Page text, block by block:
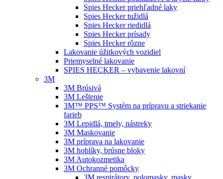
Spies Hecker priehľadné laky
Spies Hecker tužidlá
Spies Hecker riedidlá
Spies Hecker prísady
Spies Hecker rôzne
Lakovanie úžitkových vozidiel
Priemyselné lakovanie
SPIES HECKER – vybavenie lakovní
3M
3M Brúsivá
3M Leštenie
3M™ PPS™ Systém na prípravu a striekanie
farieb
3M Lepidlá, tmely, nástreky
3M Maskovanie
3M príprava na lakovanie
3M hoblíky, brúsne bloky
3M Autokozmetika
3M Ochranné pomôcky
3M respirátory, polomasky, masky